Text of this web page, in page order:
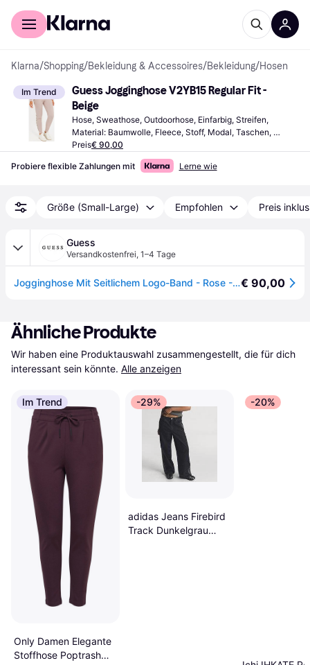
Für Shopper
Klarna/Shopping/Bekleidung & Accessoires/Bekleidung/Hosen
Im Trend
Guess Jogginghose V2YB15 Regular Fit -
Beige
Hose, Sweathose, Outdoorhose, Einfarbig, Streifen,
Material: Baumwolle, Fleece, Stoff, Modal, Taschen,
Einstellbar, Stretchgewebe
Preis€ 90,00
Probiere flexible Zahlungen mit Lerne wie
Größe (Small-Large) Empfohlen Preis
Guess
Versandkostenfrei, 1–4 Tage
Jogginghose Mit Seitlichem Logo-Band - Rose - XS€ 90,00
Ähnliche Produkte
Wir haben eine Produktauswahl zusammengestellt, die für dich
interessant sein könnte. Alle anzeigen
Im Trend
Only Damen Elegante
Stoffhose Poptrash
-29%
adidas Jeans Firebird
Track Dunkelgrau
-20%